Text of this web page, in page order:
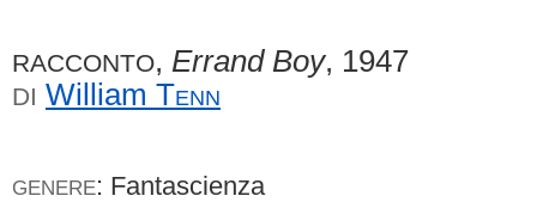
RACCONTO, Errand Boy, 1947
DI William Tenn
GENERE: Fantascienza